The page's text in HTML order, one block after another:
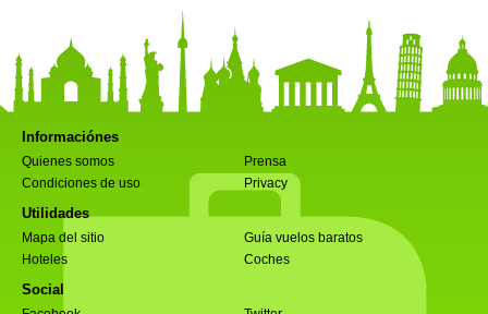
Informaciónes
Quienes somos
Prensa
Condiciones de uso
Privacy
Utilidades
Mapa del sitio
Guía vuelos baratos
Hoteles
Coches
Social